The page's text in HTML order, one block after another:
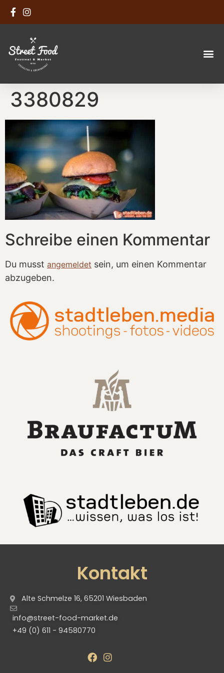
3380829
Schreibe einen Kommentar
Du musst angemeldet sein, um einen Kommentar
abzugeben.
Kontakt
Alte Schmelze 16, 65201 Wiesbaden
info@street-food-market.de
+49 (0) 611 - 94580770